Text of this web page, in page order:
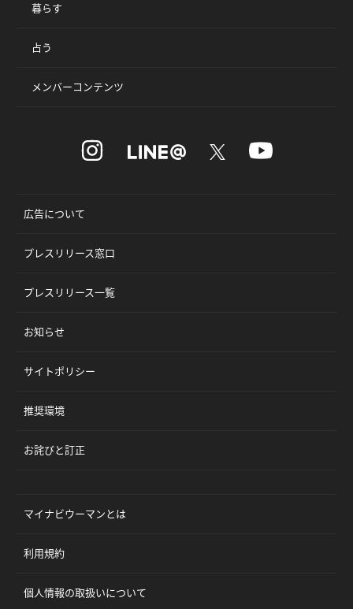
暮らす
占う
メンバーコンテンツ
広告について
プレスリリース窓口
プレスリリース一覧
お知らせ
サイトポリシー
推奨環境
お詫びと訂正
マイナビウーマンとは
利用規約
個人情報の取扱いについて